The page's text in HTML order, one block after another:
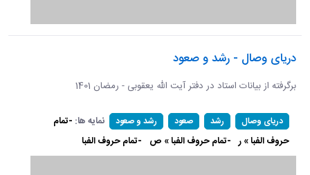
دریای وصال - رشد و صعود
برگرفته از بیانات استاد در دفتر آیت الله یعقوبی - رمضان 1401
دریای وصال رشد صعود رشد و صعود نمایه ها: -تمام
حروف الفبا » ر -تمام حروف الفبا » ص -تمام حروف الفبا